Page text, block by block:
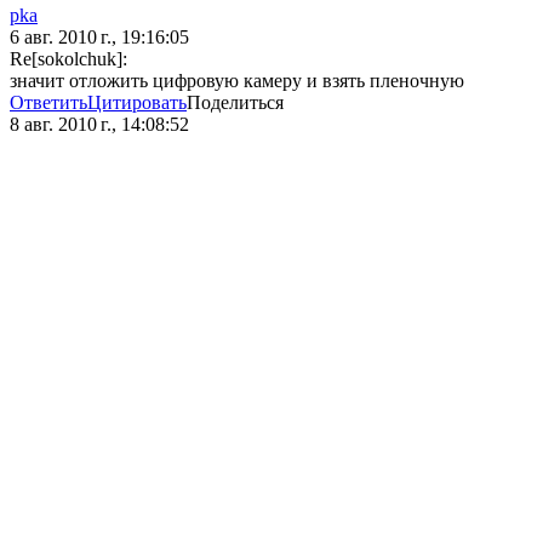
pka
6 авг. 2010 г., 19:16:05
Re[sokolchuk]:
значит отложить цифровую камеру и взять пленочную
ОтветитьЦитироватьПоделиться
8 авг. 2010 г., 14:08:52